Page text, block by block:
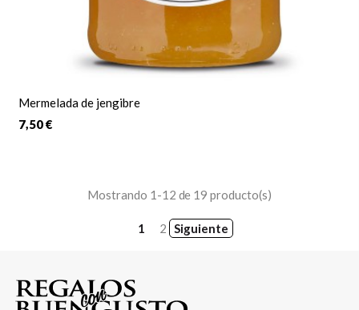
Mermelada de jengibre
7,50 €
Mostrando 1-12 de 19 producto(s)
1 2 Siguiente